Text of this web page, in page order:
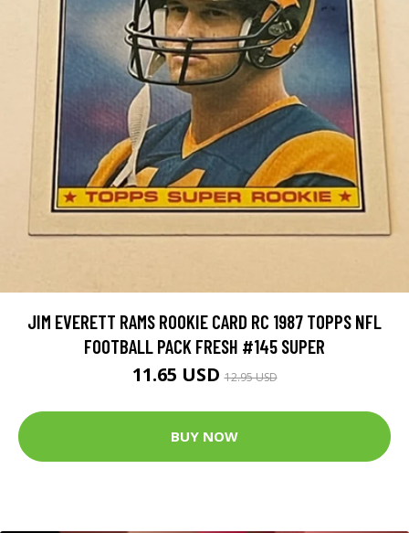
JIM EVERETT RAMS ROOKIE CARD RC 1987 TOPPS NFL
FOOTBALL PACK FRESH #145 SUPER
11.65 USD12.95 USD
BUY NOW